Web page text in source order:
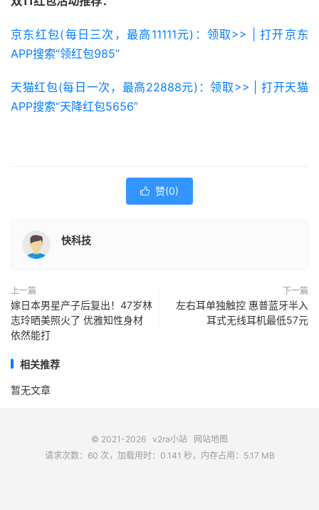
京东红包(每日三次，最高11111元)：领取>> | 打开京东
APP搜索“领红包985”
天猫红包(每日一次，最高22888元)：领取>> | 打开天猫
APP搜索“天降红包5656”
 赞(0)
快科技
上一篇
嫁日本男星产子后复出！47岁林
志玲晒美照火了 优雅知性身材
依然能打
下一篇
左右耳单独触控 惠普蓝牙半入
耳式无线耳机最低57元
相关推荐
暂无文章
© 2021-2026 v2ra小站
网站地图
请求次数：60 次，加载用时：0.141 秒，内存占用：5.17 MB